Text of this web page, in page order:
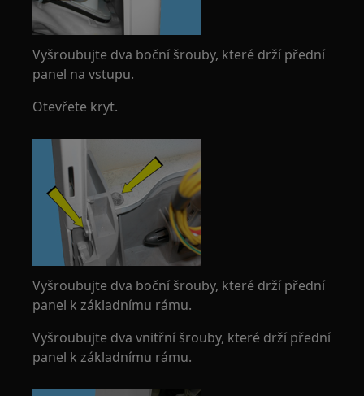
Vyšroubujte dva boční šrouby, které drží přední
panel na vstupu.
Otevřete kryt.
Vyšroubujte dva boční šrouby, které drží přední
panel k základnímu rámu.
Vyšroubujte dva vnitřní šrouby, které drží přední
panel k základnímu rámu.